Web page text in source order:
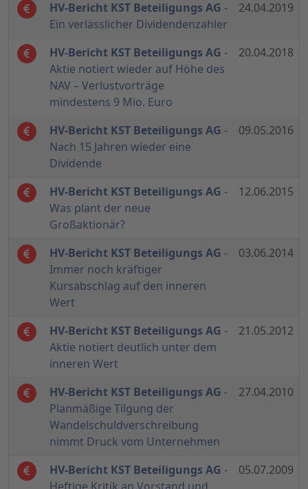
HV-Bericht KST Beteiligungs AG -
Ein verlässlicher Dividendenzahler
24.04.2019
HV-Bericht KST Beteiligungs AG -
Aktie notiert wieder auf Höhe des
NAV – Verlustvorträge
mindestens 9 Mio. Euro
20.04.2018
HV-Bericht KST Beteiligungs AG -
Nach 15 Jahren wieder eine
Dividende
09.05.2016
HV-Bericht KST Beteiligungs AG -
Was plant der neue
Großaktionär?
12.06.2015
HV-Bericht KST Beteiligungs AG -
Immer noch kräftiger
Kursabschlag auf den inneren
Wert
03.06.2014
HV-Bericht KST Beteiligungs AG -
Aktie notiert deutlich unter dem
inneren Wert
21.05.2012
HV-Bericht KST Beteiligungs AG -
Planmäßige Tilgung der
Wandelschuldverschreibung
nimmt Druck vom Unternehmen
27.04.2010
HV-Bericht KST Beteiligungs AG -
05.07.2009